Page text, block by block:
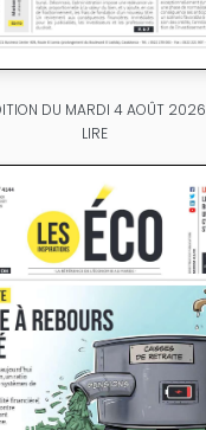
DU MARDI 4 AOÛT 2026
LIRE